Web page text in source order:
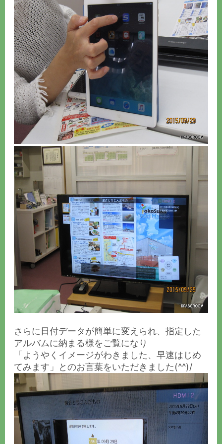
さらに日付データが簡単に変えられ、指定した
アルバムに納まる様をご覧になり
「ようやくイメージがわきました、早速はじめ
てみます」とのお言葉をいただきました(^^)/